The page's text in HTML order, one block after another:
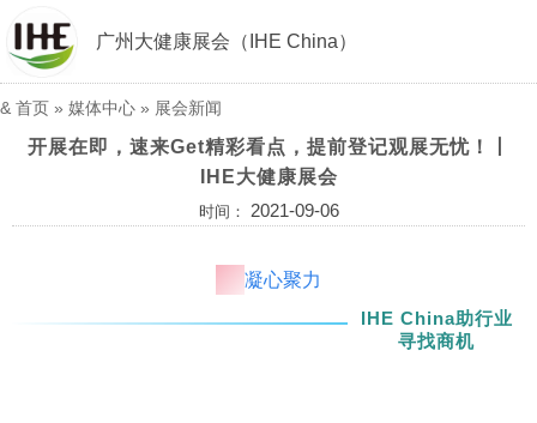
广州大健康展会（IHE China）
& 首页 » 媒体中心 » 展会新闻
开展在即，速来Get精彩看点，提前登记观展无忧！丨
IHE大健康展会
时间： 2021-09-06
凝心聚力
IHE China助行业
寻找商机